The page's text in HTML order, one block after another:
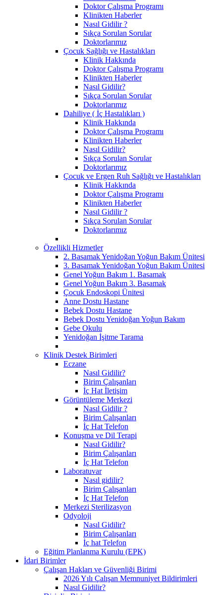
Doktor Çalışma Programı
Klinikten Haberler
Nasıl Gidilir ?
Sıkça Sorulan Sorular
Doktorlarımız
Çocuk Sağlığı ve Hastalıkları
Klinik Hakkında
Doktor Çalışma Programı
Klinikten Haberler
Nasıl Gidilir?
Sıkça Sorulan Sorular
Doktorlarımız
Dahiliye ( İç Hastalıkları )
Klinik Hakkında
Doktor Çalışma Programı
Klinikten Haberler
Nasıl Gidilir?
Sıkça Sorulan Sorular
Doktorlarımız
Çocuk ve Ergen Ruh Sağlığı ve Hastalıkları
Klinik Hakkında
Doktor Çalışma Programı
Klinikten Haberler
Nasıl Gidilir ?
Sıkça Sorulan Sorular
Doktorlarımız
Özellikli Hizmetler
2. Basamak Yenidoğan Yoğun Bakım Ünitesi
3. Basamak Yenidoğan Yoğun Bakım Ünitesi
Genel Yoğun Bakım 1. Basamak
Genel Yoğun Bakım 3. Basamak
Çocuk Endoskopi Ünitesi
Anne Dostu Hastane
Bebek Dostu Hastane
Bebek Dostu Yenidoğan Yoğun Bakım
Gebe Okulu
Yenidoğan İşitme Tarama
Klinik Destek Birimleri
Eczane
Nasıl Gidilir?
Birim Çalışanları
İç Hat İletişim
Görüntüleme Merkezi
Nasıl Gidilir ?
Birim Çalışanları
İç Hat Telefon
Konuşma ve Dil Terapi
Nasıl Gidilir?
Birim Çalışanları
İç Hat Telefon
Laboratuvar
Nasıl gidilir?
Birim Çalışanları
İç Hat Telefon
Merkezi Sterilizasyon
Odyoloji
Nasıl Gidilir?
Birim Çalışanları
İç hat Telefon
Eğitim Planlanma Kurulu (EPK)
İdari Birimler
Çalışan Hakları ve Güvenliği Birimi
2026 Yılı Çalışan Memnuniyet Bildirimleri
Nasıl Gidilir?